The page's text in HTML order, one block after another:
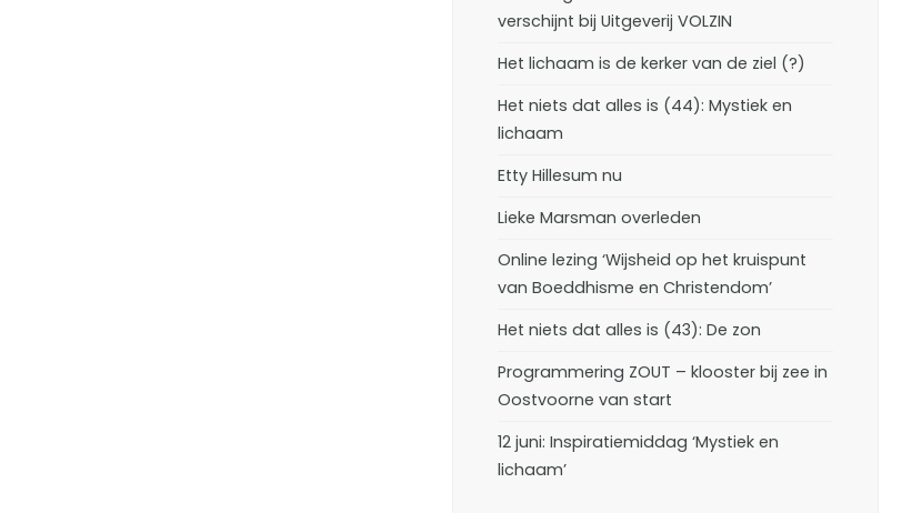
verschijnt bij Uitgeverij VOLZIN
Het lichaam is de kerker van de ziel (?)
Het niets dat alles is (44): Mystiek en
lichaam
Etty Hillesum nu
Lieke Marsman overleden
Online lezing ‘Wijsheid op het kruispunt
van Boeddhisme en Christendom’
Het niets dat alles is (43): De zon
Programmering ZOUT – klooster bij zee in
Oostvoorne van start
12 juni: Inspiratiemiddag ‘Mystiek en
lichaam’